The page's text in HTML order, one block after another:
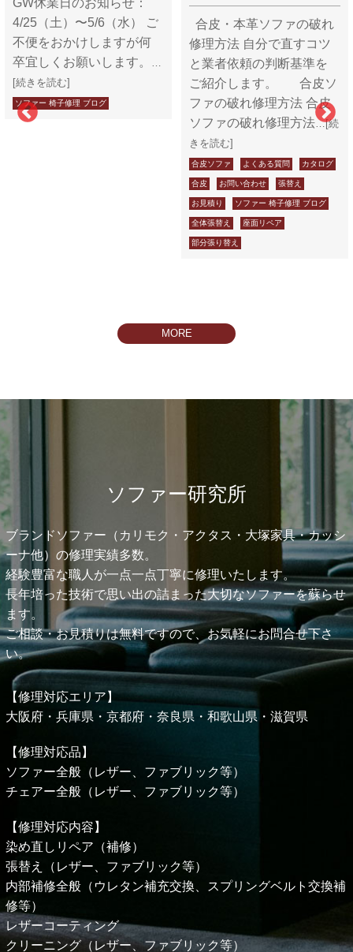
合皮・本革ソファの破れ
修理方法 自分で直すコツ
と業者依頼の判断基準を
ご紹介します。 合皮ソ
ファの破れ修理方法 合皮
ソファの破れ修理方法
【アクタスソファ】 アク
タスDUBBELカウチソフ
ァの染め直しをご紹介し
ます。 レザーリペア業界
で数多くの施工実績を誇
る「革研究所」が長年の
技術と知識をよりソファ
ー修理に特化さ…[続きを読
む]
アクタス ご予算 クッション
リカラー 染め直し
ソファー 椅子修理 ブログ
MORE
ソファー研究所
ブランドソファー（カリモク・アクタス・大塚家具・カッシ
ーナ他）の修理実績多数。
経験豊富な職人が一点一点丁寧に修理いたします。
長年培った技術で思い出の詰まった大切なソファーを蘇らせ
ます。
ご相談・お見積りは無料ですので、お気軽にお問合せ下さ
い。
【修理対応エリア】
大阪府・兵庫県・京都府・奈良県・和歌山県・ 滋賀県
【修理対応品】
ソファー全般（レザー、ファブリック等）
チェアー全般（レザー、ファブリック等）
【修理対応内容】
染め直しリペア（補修）
張替え（レザー、ファブリック等）
内部補修全般（ウレタン補充交換、スプリングベルト交換補
修等）
レザーコーティング
クリーニング（レザー、ファブリック等）